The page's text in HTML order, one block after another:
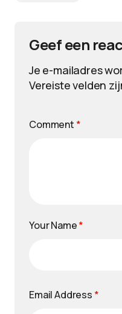
Geef een
Je e-mailadres
Vereiste velden
Comment *
Your Name*
Email Address *